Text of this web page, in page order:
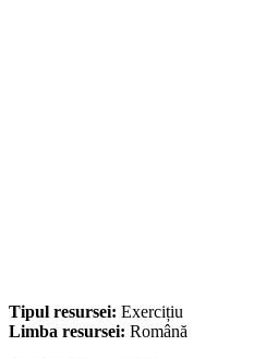
Tipul resursei: Exercițiu
Limba resursei: Română